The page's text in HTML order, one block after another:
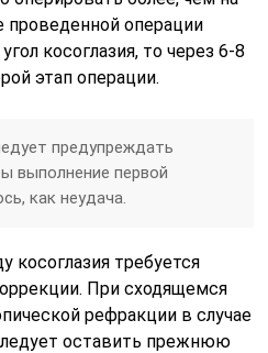
операции
косоглазия, то через 6-8
этап операции.
предупреждать
выполнение первой
как неудача.
косоглазия требуется
При сходящемся
рефракции в случае
оставить прежнюю